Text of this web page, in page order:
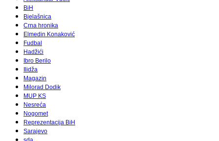
BiH
Bjelašnica
Crna hronika
Elmedin Konaković
Fudbal
Hadžići
Ibro Berilo
Ilidža
Magazin
Milorad Dodik
MUP KS
Nesreća
Nogomet
Reprezentacija BiH
Sarajevo